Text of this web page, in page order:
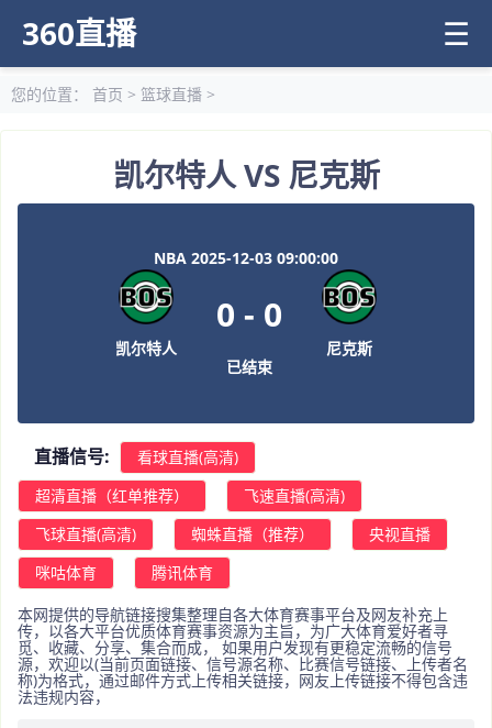
360直播 ☰
您的位置： 首页 > 篮球直播 >
凯尔特人 VS 尼克斯
NBA 2025-12-03 09:00:00
凯尔特人
0 - 0
已结束
尼克斯
直播信号:
看球直播(高清)
超清直播（红单推荐）
飞速直播(高清)
飞球直播(高清)
蜘蛛直播（推荐）
央视直播
咪咕体育
腾讯体育
本网提供的导航链接搜集整理自各大体育赛事平台及网友补充上
传，以各大平台优质体育赛事资源为主旨，为广大体育爱好者寻
觅、收藏、分享、集合而成， 如果用户发现有更稳定流畅的信号
源，欢迎以(当前页面链接、信号源名称、比赛信号链接、上传者名
称)为格式，通过邮件方式上传相关链接，网友上传链接不得包含违
法违规内容，